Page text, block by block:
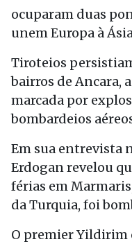
ocuparam duas
unem Europa à
Tiroteios
bairros de Ancara,
marcada por
bombardeios
Em sua entrevista
Erdogan revelou
férias em
da Turquia, foi
O premier Yildirim